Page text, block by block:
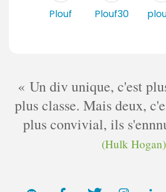
Plouf Plouf30
Un div unique, c'est
plus classe. Mais deux,
plus convivial, ils
(Hulk Hogan)